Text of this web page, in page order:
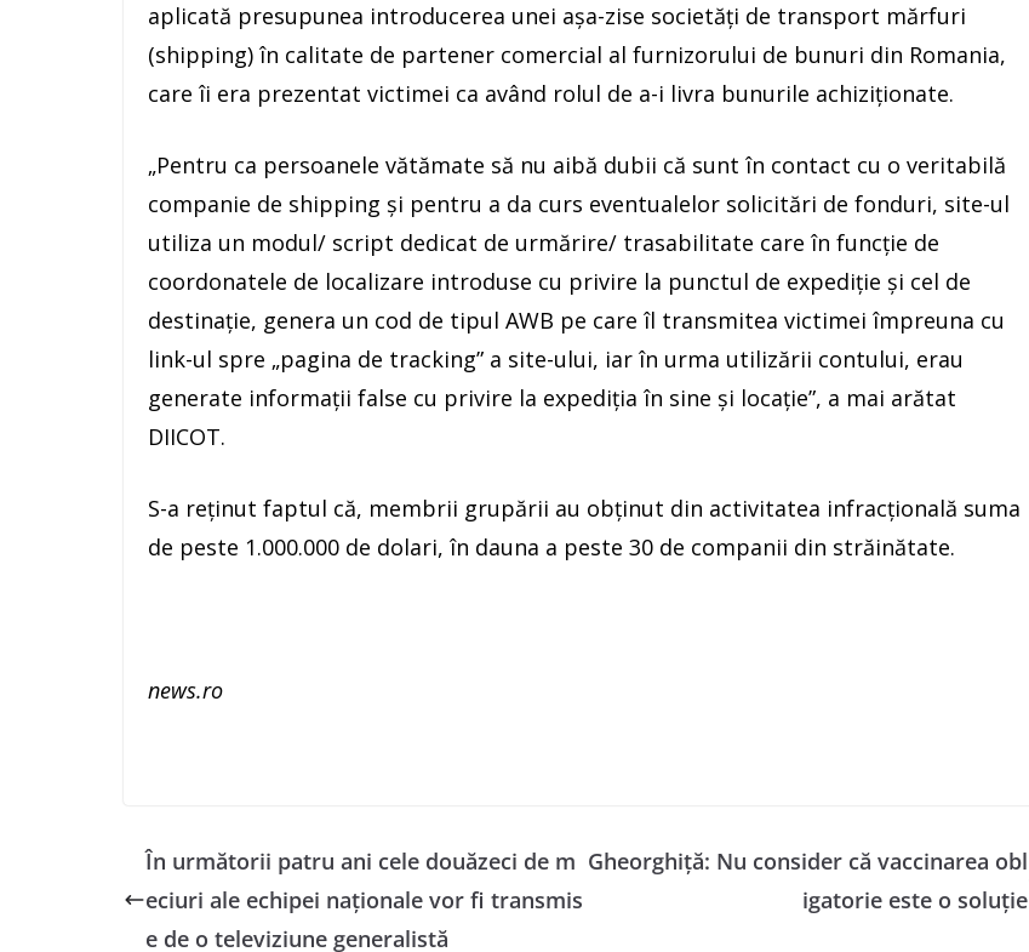
aplicată presupunea introducerea unei aşa-zise societăţi de transport mărfuri
(shipping) în calitate de partener comercial al furnizorului de bunuri din Romania,
care îi era prezentat victimei ca având rolul de a-i livra bunurile achiziţionate.
„Pentru ca persoanele vătămate să nu aibă dubii că sunt în contact cu o veritabilă
companie de shipping şi pentru a da curs eventualelor solicitări de fonduri, site-ul
utiliza un modul/ script dedicat de urmărire/ trasabilitate care în funcţie de
coordonatele de localizare introduse cu privire la punctul de expediţie şi cel de
destinaţie, genera un cod de tipul AWB pe care îl transmitea victimei împreuna cu
link-ul spre „pagina de tracking” a site-ului, iar în urma utilizării contului, erau
generate informaţii false cu privire la expediţia în sine şi locaţie”, a mai arătat
DIICOT.
S-a reţinut faptul că, membrii grupării au obţinut din activitatea infracţională suma
de peste 1.000.000 de dolari, în dauna a peste 30 de companii din străinătate.
news.ro
În următorii patru ani cele douăzeci de m
eciuri ale echipei naționale vor fi transmis
e de o televiziune generalistă
Gheorghiţă: Nu consider că vaccinarea obl
igatorie este o soluţie